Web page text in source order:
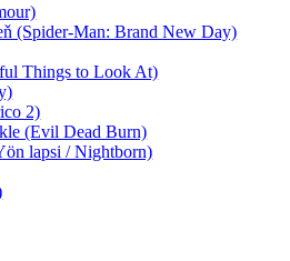
(Spider-Man: Brand New Day)
Things to Look At)
2)
(Evil Dead Burn)
lapsi / Nightborn)